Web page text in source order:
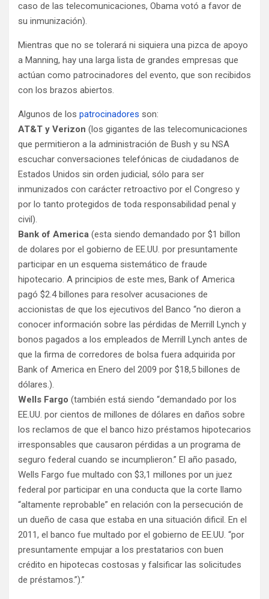
caso de las telecomunicaciones, Obama votó a favor de
su inmunización).
Mientras que no se tolerará ni siquiera una pizca de apoyo
a Manning, hay una larga lista de grandes empresas que
actúan como patrocinadores del evento, que son recibidos
con los brazos abiertos.
Algunos de los patrocinadores son:
AT&T y Verizon (los gigantes de las telecomunicaciones
que permitieron a la administración de Bush y su NSA
escuchar conversaciones telefónicas de ciudadanos de
Estados Unidos sin orden judicial, sólo para ser
inmunizados con carácter retroactivo por el Congreso y
por lo tanto protegidos de toda responsabilidad penal y
civil).
Bank of America (esta siendo demandado por $1 billon
de dolares por el gobierno de EE.UU. por presuntamente
participar en un esquema sistemático de fraude
hipotecario. A principios de este mes, Bank of America
pagó $2.4 billones para resolver acusaciones de
accionistas de que los ejecutivos del Banco “no dieron a
conocer información sobre las pérdidas de Merrill Lynch y
bonos pagados a los empleados de Merrill Lynch antes de
que la firma de corredores de bolsa fuera adquirida por
Bank of America en Enero del 2009 por $18,5 billones de
dólares.).
Wells Fargo (también está siendo “demandado por los
EE.UU. por cientos de millones de dólares en daños sobre
los reclamos de que el banco hizo préstamos hipotecarios
irresponsables que causaron pérdidas a un programa de
seguro federal cuando se incumplieron.” El año pasado,
Wells Fargo fue multado con $3,1 millones por un juez
federal por participar en una conducta que la corte llamo
“altamente reprobable” en relación con la persecución de
un dueño de casa que estaba en una situación dificil. En el
2011, el banco fue multado por el gobierno de EE.UU. “por
presuntamente empujar a los prestatarios con buen
crédito en hipotecas costosas y falsificar las solicitudes
de préstamos.”).”